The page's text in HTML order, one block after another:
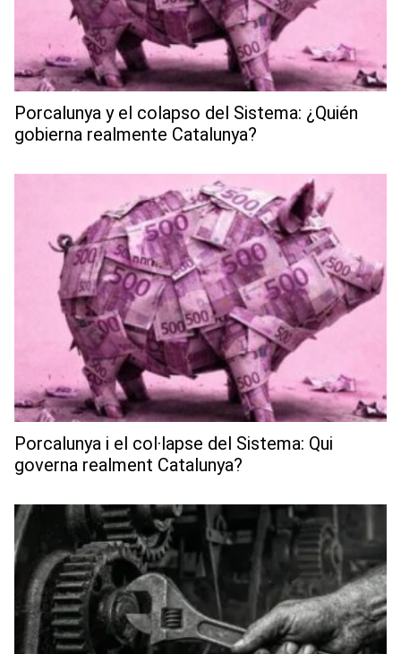
Porcalunya y el colapso del Sistema: ¿Quién
gobierna realmente Catalunya?
Porcalunya i el col·lapse del Sistema: Qui
governa realment Catalunya?